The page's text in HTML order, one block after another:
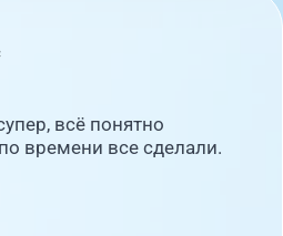
всё понятно
времени все сделали.